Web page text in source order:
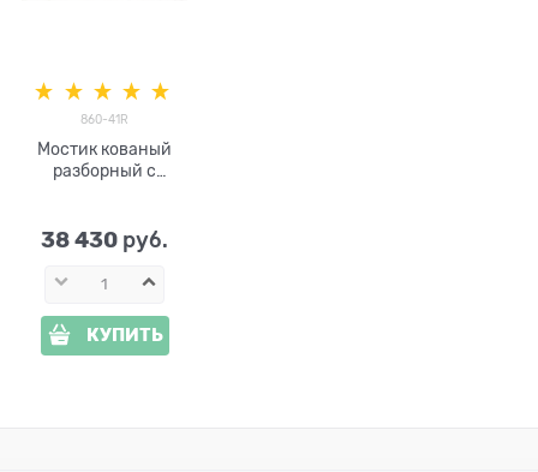
860-41R
Мостик кованый
разборный с
38 430 руб.
КУПИТЬ